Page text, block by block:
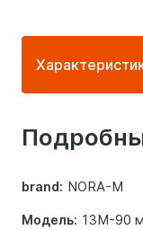
товаре
brand: NORA-M
Модель: 13М-90